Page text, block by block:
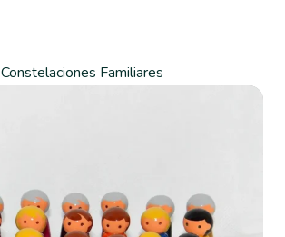
Constelaciones Familiares